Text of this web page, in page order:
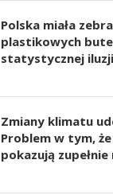
Polska miała
plastikowych
statystycznej iluzji
Zmiany klimatu
Problem w tym,
pokazują